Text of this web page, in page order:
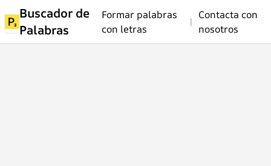
Buscador de
Palabras
Formar palabras
con letras
|
Contacta con
nosotros